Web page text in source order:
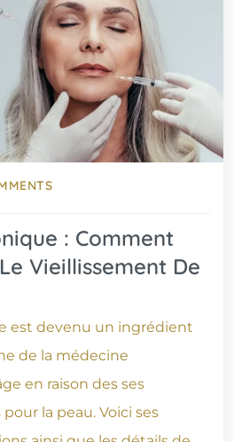
: Comment
Vieillissement De
est devenu un ingrédient
de la médecine
en raison des ses
la peau. Voici ses